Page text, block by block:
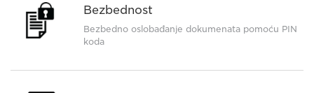
Bezbednost
Bezbedno oslobađanje dokumenata pomoću PIN
koda